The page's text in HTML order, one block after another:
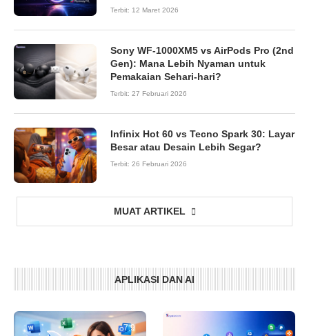
Terbit: 12 Maret 2026
Sony WF-1000XM5 vs AirPods Pro (2nd
Gen): Mana Lebih Nyaman untuk
Pemakaian Sehari-hari?
Terbit: 27 Februari 2026
Infinix Hot 60 vs Tecno Spark 30: Layar
Besar atau Desain Lebih Segar?
Terbit: 26 Februari 2026
MUAT ARTIKEL
APLIKASI DAN AI
7.9